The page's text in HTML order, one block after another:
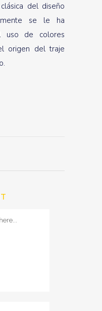
del diseño
se le ha
uso de colores
origen del traje